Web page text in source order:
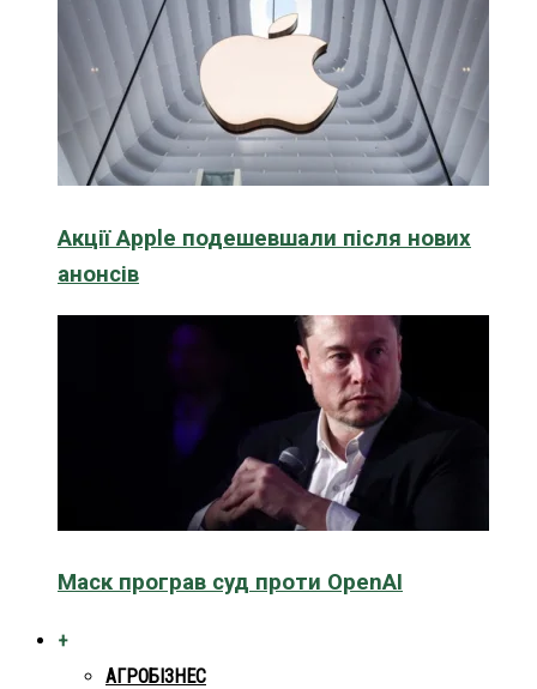
Акції Apple подешевшали після нових
анонсів
Маск програв суд проти OpenAI
+
АГРОБІЗНЕС